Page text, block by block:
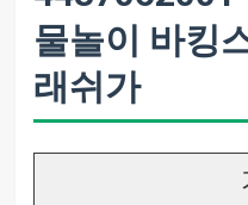
물놀이 바킹
래쉬가